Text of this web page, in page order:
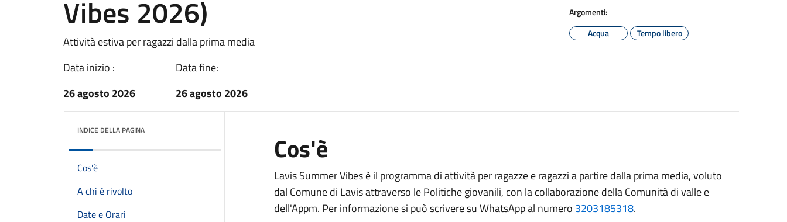
Vibes 2026)
Attività estiva per ragazzi dalla prima media
Data inizio :
26 agosto 2026
Data fine:
26 agosto 2026
Argomenti:
Acqua
Tempo libero
INDICE DELLA PAGINA
Cos'è
A chi è rivolto
Date e Orari
Cos'è
Lavis Summer Vibes è il programma di attività per ragazze e ragazzi a partire dalla prima media, voluto
dal Comune di Lavis attraverso le Politiche giovanili, con la collaborazione della Comunità di valle e
dell'Appm. Per informazione si può scrivere su WhatsApp al numero 3203185318.